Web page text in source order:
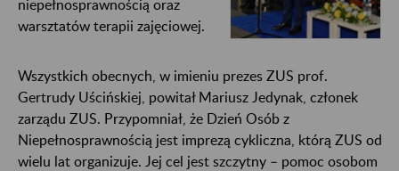
niepełnosprawnością oraz
warsztatów terapii zajęciowej.
Wszystkich obecnych, w imieniu prezes ZUS prof.
Gertrudy Uścińskiej, powitał Mariusz Jedynak, członek
zarządu ZUS. Przypomniał, że Dzień Osób z
Niepełnosprawnością jest imprezą cykliczna, którą ZUS od
wielu lat organizuje. Jej cel jest szczytny – pomoc osobom